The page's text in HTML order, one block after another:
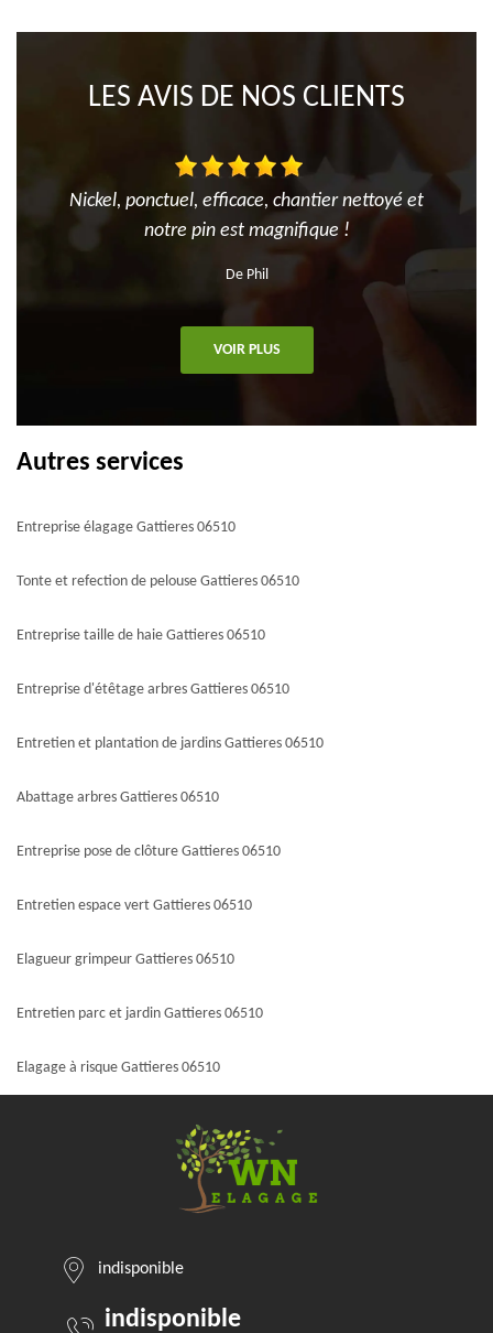
LES AVIS DE NOS CLIENTS
Nickel, ponctuel, efficace, chantier nettoyé et
notre pin est magnifique !
De Phil
VOIR PLUS
Autres services
Entreprise élagage Gattieres 06510
Tonte et refection de pelouse Gattieres 06510
Entreprise taille de haie Gattieres 06510
Entreprise d'étêtage arbres Gattieres 06510
Entretien et plantation de jardins Gattieres 06510
Abattage arbres Gattieres 06510
Entreprise pose de clôture Gattieres 06510
Entretien espace vert Gattieres 06510
Elagueur grimpeur Gattieres 06510
Entretien parc et jardin Gattieres 06510
Elagage à risque Gattieres 06510
indisponible
indisponible